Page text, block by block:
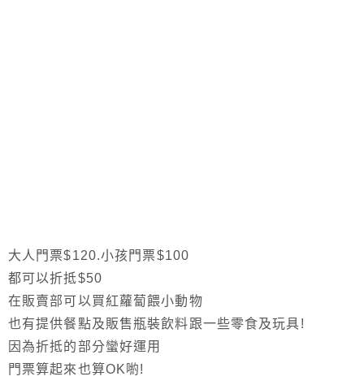
大人門票$120.小孩門票$100
都可以折抵$50
在販賣部可以買紅蘿蔔餵小動物
也有提供餐點及販售瓶裝飲料跟一些零食及玩具!
因為折抵的部分蠻好運用
門票算起來也算OK喲!